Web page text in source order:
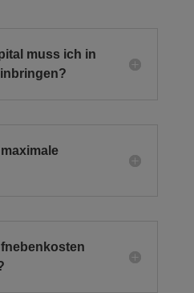
muss ich in